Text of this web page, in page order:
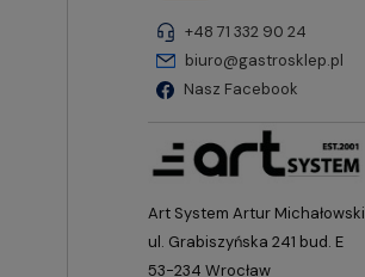
+48 71 332 90 24
biuro@gastrosklep.pl
Nasz Facebook
Art System Artur Michałowski
ul. Grabiszyńska 241 bud. E
53-234 Wrocław